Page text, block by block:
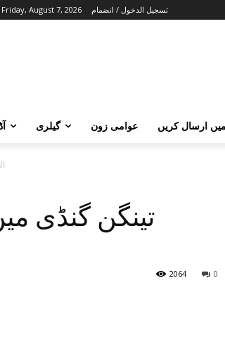
Friday, August 7, 2026 تسجيل الدخول / انضمام
گیلری عوامی زون ارسال کریں
تینگن گنڈی
0
2064